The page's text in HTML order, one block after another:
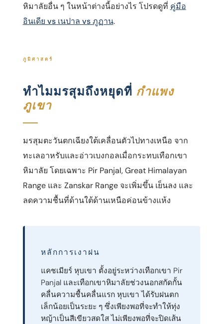
หิมาลัยอื่น ๆ ในหน้าต่างนี้อย่างไร โปรดดูที่ คู่มือ
อินเดีย vs เนปาล vs ภูฏาน.
ภูมิศาสตร์
ทําไมมรสุมถึงหยุดที่ กําแพง
ภูเขา
มรสุมตะวันตกเฉียงใต้เคลื่อนตัวไปทางเหนือ จาก
ทะเลอาหรับและอ่าวเบงกอลเมื่อกระทบเทือกเขา
หิมาลัย โดยเฉพาะ Pir Panjal, Great Himalayan
Range และ Zanskar Range จะเพิ่มขึ้น เย็นลง และ
ลดความชื้นที่ด้านใต้ด้านเหนือค่อนข้างแห้ง
หลักการเงาฝน
แคชเมียร์ หุบเขา ตั้งอยู่ระหว่างเทือกเขา Pir
Panjal และเทือกเขาหิมาลัยช่วงนอกสกัดกั้น
คลื่นความชื้นคลื่นแรก หุบเขา ได้รับฝนตก
เล็กน้อยเป็นระยะ ๆ ซึ่งเพียงพอที่จะทําให้ทุ่ง
หญ้าเป็นสีเขียวสดใส ไม่เพียงพอที่จะปิดเส้น